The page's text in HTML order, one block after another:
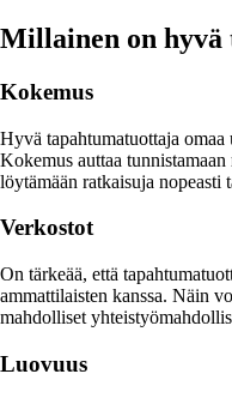
Millainen on hyvä
Kokemus
Hyvä tapahtumatuottaja
Kokemus auttaa
löytämään ratkaisuja nopeasti
Verkostot
On tärkeää, että
ammattilaisten kanssa. Näin
mahdolliset
Luovuus